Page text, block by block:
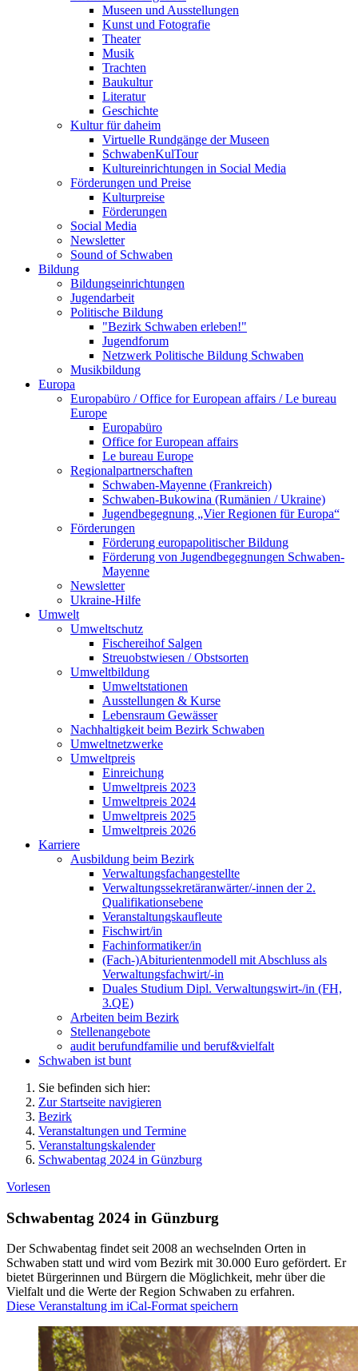
Museen und Ausstellungen
Kunst und Fotografie
Theater
Musik
Trachten
Baukultur
Literatur
Geschichte
Kultur für daheim
Virtuelle Rundgänge der Museen
SchwabenKulTour
Kultureinrichtungen in Social Media
Förderungen und Preise
Kulturpreise
Förderungen
Social Media
Newsletter
Sound of Schwaben
Bildung
Bildungseinrichtungen
Jugendarbeit
Politische Bildung
"Bezirk Schwaben erleben!"
Jugendforum
Netzwerk Politische Bildung Schwaben
Musikbildung
Europa
Europabüro / Office for European affairs / Le bureau
Europe
Europabüro
Office for European affairs
Le bureau Europe
Regionalpartnerschaften
Schwaben-Mayenne (Frankreich)
Schwaben-Bukowina (Rumänien / Ukraine)
Jugendbegegnung „Vier Regionen für Europa“
Förderungen
Förderung europapolitischer Bildung
Förderung von Jugendbegegnungen Schwaben-
Mayenne
Newsletter
Ukraine-Hilfe
Umwelt
Umweltschutz
Fischereihof Salgen
Streuobstwiesen / Obstsorten
Umweltbildung
Umweltstationen
Ausstellungen & Kurse
Lebensraum Gewässer
Nachhaltigkeit beim Bezirk Schwaben
Umweltnetzwerke
Umweltpreis
Einreichung
Umweltpreis 2023
Umweltpreis 2024
Umweltpreis 2025
Umweltpreis 2026
Karriere
Ausbildung beim Bezirk
Verwaltungsfachangestellte
Verwaltungssekretäranwärter/-innen der 2.
Qualifikationsebene
Veranstaltungskaufleute
Fischwirt/in
Fachinformatiker/in
(Fach-)Abiturientenmodell mit Abschluss als
Verwaltungsfachwirt/-in
Duales Studium Dipl. Verwaltungswirt-/in (FH,
3.QE)
Arbeiten beim Bezirk
Stellenangebote
audit berufundfamilie und beruf&vielfalt
Schwaben ist bunt
Sie befinden sich hier:
Zur Startseite navigieren
Bezirk
Veranstaltungen und Termine
Veranstaltungskalender
Schwabentag 2024 in Günzburg
Vorlesen
Schwabentag 2024 in Günzburg
Der Schwabentag findet seit 2008 an wechselnden Orten in
Schwaben statt und wird vom Bezirk mit 30.000 Euro gefördert. Er
bietet Bürgerinnen und Bürgern die Möglichkeit, mehr über die
Vielfalt und die Werte der Region Schwaben zu erfahren.
Diese Veranstaltung im iCal-Format speichern